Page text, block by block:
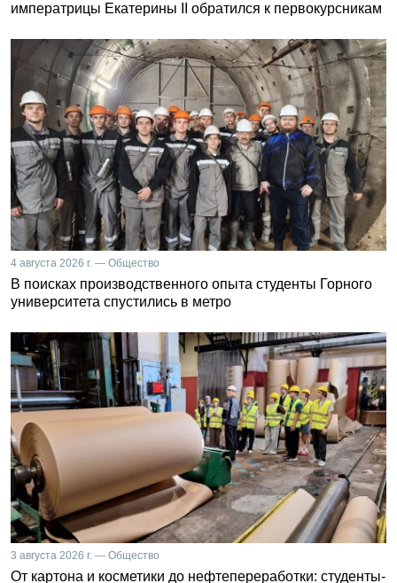
императрицы Екатерины II обратился к первокурсникам
4 августа 2026 г. — Общество
В поисках производственного опыта студенты Горного
университета спустились в метро
3 августа 2026 г. — Общество
От картона и косметики до нефтепереработки: студенты-